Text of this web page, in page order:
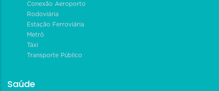
Conexão Aeroporto
Rodoviária
Estação Ferroviária
Metrô
Táxi
Transporte Público
Saúde